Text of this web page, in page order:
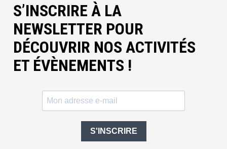
S’INSCRIRE À LA
NEWSLETTER POUR
DÉCOUVRIR NOS ACTIVITÉS
ET ÉVÈNEMENTS !
S'INSCRIRE